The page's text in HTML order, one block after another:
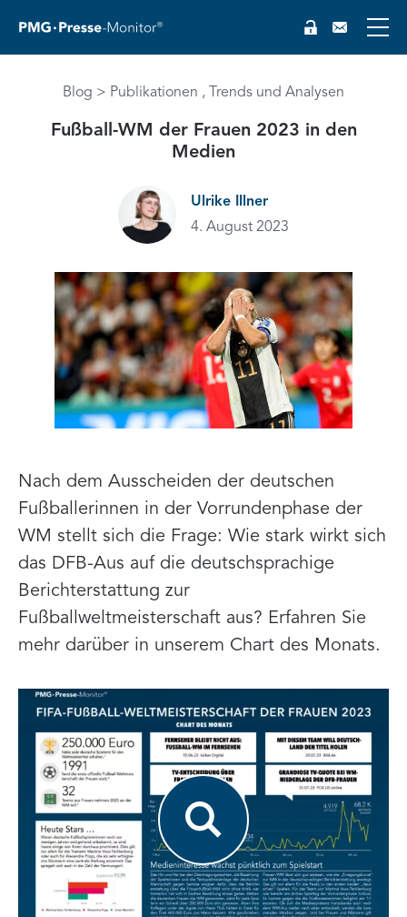
Blog Publikationen Trends und Analysen
Fußball-WM der Frauen 2023 in den
Medien
Ulrike Illner
4. August 2023
Nach dem Ausscheiden der deutschen
Fußballerinnen in der Vorrundenphase der
WM stellt sich die Frage: Wie stark wirkt sich
das DFB-Aus auf die deutschsprachige
Berichterstattung zur
Fußballweltmeisterschaft aus? Erfahren Sie
mehr darüber in unserem Chart des Monats.